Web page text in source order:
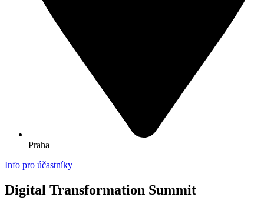
Praha
Info pro účastníky
Digital Transformation Summit